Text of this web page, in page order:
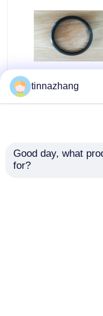
Yırtılma Direnci
Dudak Keçesi,
tinnazhang
Good day, what
for?